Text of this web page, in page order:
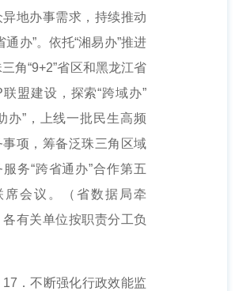
异地办事需求，持续推动
通办”。依托“湘易办”推进
角“9+2”省区和黑龙江省
联盟建设，探索“跨域办”
办”，上线一批民生高频
事项，筹备泛珠三角区域
服务“跨省通办”合作第五
席会议。（省数据局牵
各有关单位按职责分工负
不断强化行政效能监